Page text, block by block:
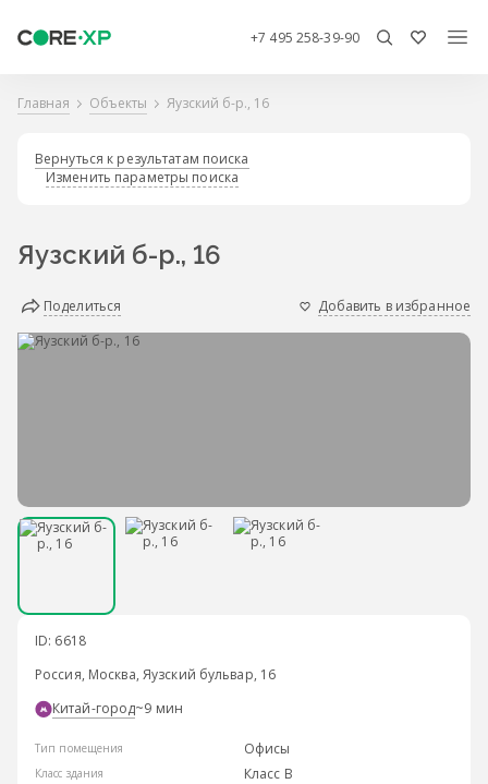
+7 495 258-39-90
Главная Объекты Яузский б-р., 16
Вернуться к результатам поиска
Изменить параметры поиска
Яузский б-р., 16
Поделиться Добавить в избранное
ID: 6618
Россия, Москва, Яузский бульвар, 16
Китай-город~9 мин
Тип помещения Офисы
Класс здания Класс B